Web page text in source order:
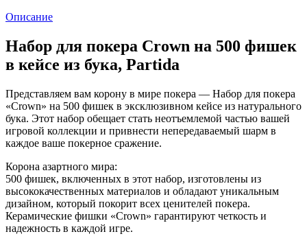
Описание
Набор для покера Crown на 500 фишек
в кейсе из бука, Partida
Представляем вам корону в мире покера — Набор для покера
«Crown» на 500 фишек в эксклюзивном кейсе из натурального
бука. Этот набор обещает стать неотъемлемой частью вашей
игровой коллекции и привнести непередаваемый шарм в
каждое ваше покерное сражение.
Корона азартного мира:
500 фишек, включенных в этот набор, изготовлены из
высококачественных материалов и обладают уникальным
дизайном, который покорит всех ценителей покера.
Керамические фишки «Crown» гарантируют четкость и
надежность в каждой игре.